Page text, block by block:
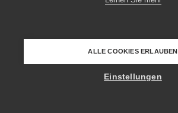
ALLE COOKIES ERLAUBEN
Einstellungen